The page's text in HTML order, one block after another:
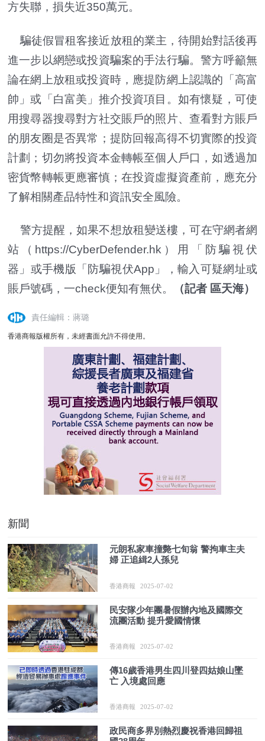
方失聯，損失近350萬元。
騙徒假冒租客接近放租的業主，待開始對話後再
進一步以網戀或投資騙案的手法行騙。警方呼籲無
論在網上放租或投資時，應提防網上認識的「高富
帥」或「白富美」推介投資項目。如有懷疑，可使
用搜尋器搜尋對方社交賬戶的照片、查看對方賬戶
的朋友圈是否異常；提防回報高得不切實際的投資
計劃；切勿將投資本金轉帳至個人戶口，如透過加
密貨幣轉帳更應審慎；在投資虛擬資產前，應充分
了解相關產品特性和資訊安全風險。
警方提醒，如果不想放租變送樓，可在守網者網
站（https://CyberDefender.hk）用「防騙視伏
器」或手機版「防騙視伏App」，輸入可疑網址或
賬戶號碼，一check便知有無伏。
（記者 區天海）
責任編輯：蔣璐
香港商報版權所有，未經書面允許不得使用。
新聞
元朗私家車撞斃七旬翁 警拘車主夫
婦 正追緝2人孫兒
香港商報 2025-07-02
民安隊少年團暑假辦內地及國際交
流團活動 提升愛國情懷
香港商報 2025-07-02
傳16歲香港男生四川登四姑娘山墜
亡 入境處回應
香港商報 2025-07-02
政民商多界別熱烈慶祝香港回歸祖